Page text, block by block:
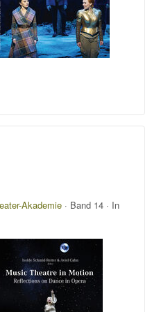
Akademie · Band 14 · In